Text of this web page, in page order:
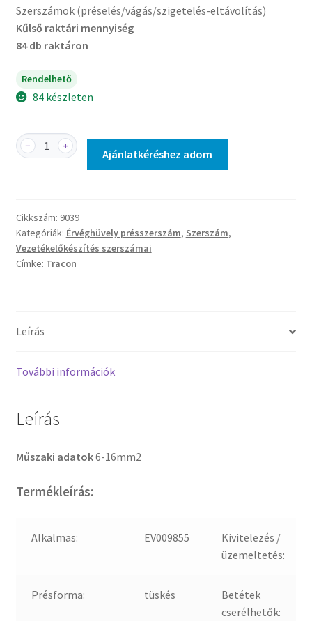
Szerszámok (préselés/vágás/szigetelés-eltávolítás)
Kűlső raktári mennyiség
84 db raktáron
Rendelhető
84 készleten
9039
szigetelt
és
iker
érvéghüvelyhez
− +
Ajánlatkéréshez adom
Cikkszám: 9039
Kategóriák: Érvéghüvely présszerszám, Szerszám,
Vezetékelőkészítés szerszámai
Címke: Tracon
Leírás
További információk
Leírás
Műszaki adatok6-16mm2
Termékleírás:
Alkalmas: EV009855
Kivitelezés /
üzemeltetés:
Présforma: tüskés
Betétek
cserélhetők: